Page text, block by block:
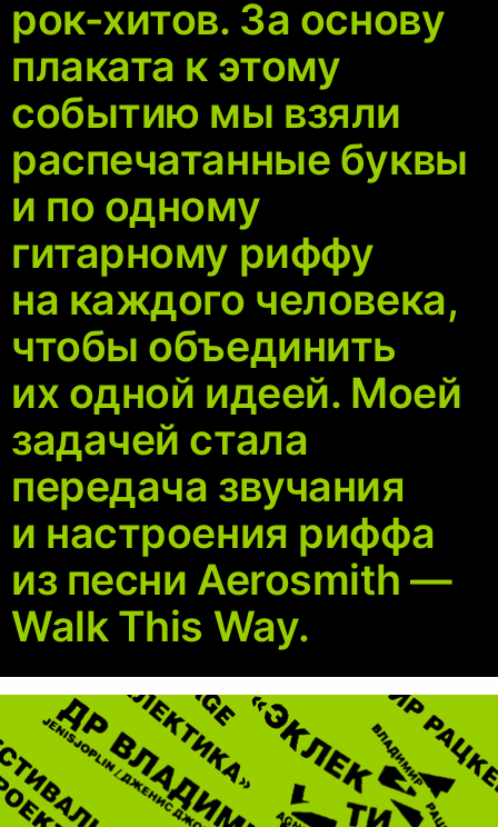
рок-хитов. За основу
плаката к этому
событию мы взяли
распечатанные буквы
и по одному
гитарному риффу
на каждого человека,
чтобы объединить
их одной идеей. Моей
задачей стала
передача звучания
и настроения риффа
из песни Aerosmith —
Walk This Way.